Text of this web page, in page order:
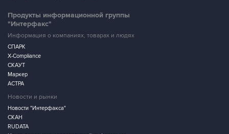
Продукты информационной группы
"Интерфакс"
Информация о компаниях, товарах и людях
СПАРК
X-Compliance
СКАУТ
Маркер
АСТРА
Новости и рынки
Новости "Интерфакса"
СКАН
RUDATA